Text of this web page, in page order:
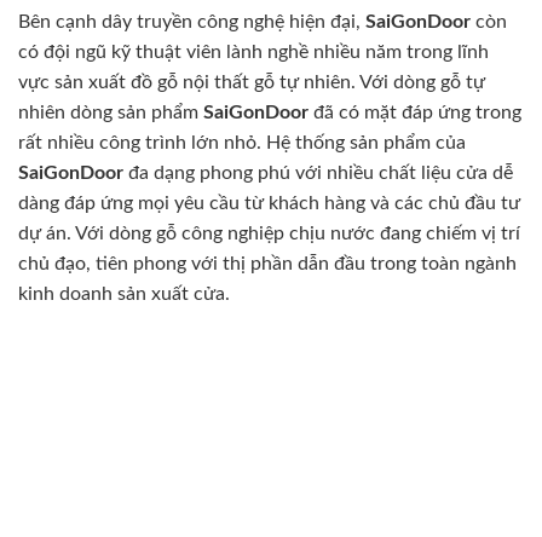
Bên cạnh dây truyền công nghệ hiện đại, SaiGonDoor còn
có đội ngũ kỹ thuật viên lành nghề nhiều năm trong lĩnh
vực sản xuất đồ gỗ nội thất gỗ tự nhiên. Với dòng gỗ tự
nhiên dòng sản phẩm SaiGonDoor đã có mặt đáp ứng trong
rất nhiều công trình lớn nhỏ. Hệ thống sản phẩm của
SaiGonDoor đa dạng phong phú với nhiều chất liệu cửa dễ
dàng đáp ứng mọi yêu cầu từ khách hàng và các chủ đầu tư
dự án. Với dòng gỗ công nghiệp chịu nước đang chiếm vị trí
chủ đạo, tiên phong với thị phần dẫn đầu trong toàn ngành
kinh doanh sản xuất cửa.